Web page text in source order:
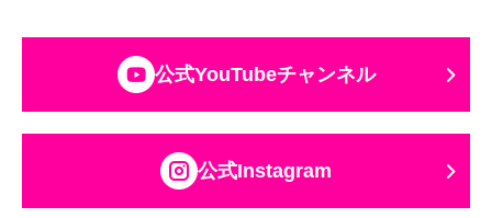
公式YouTubeチャンネル
公式Instagram